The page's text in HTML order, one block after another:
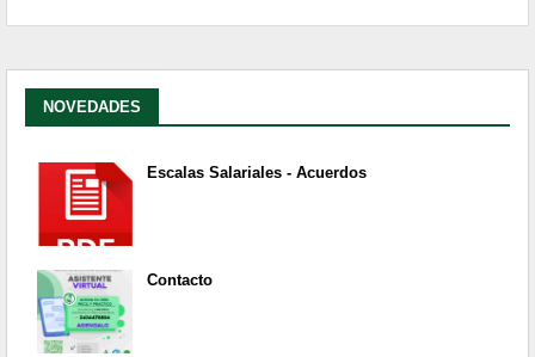
NOVEDADES
Escalas Salariales - Acuerdos
Contacto